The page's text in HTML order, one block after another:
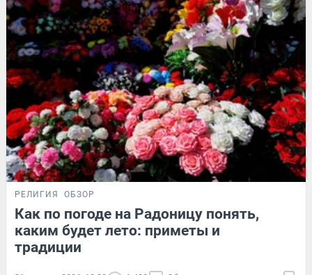
РЕЛИГИЯ ОБЗОР
Как по погоде на Радоницу понять,
каким будет лето: приметы и
традиции